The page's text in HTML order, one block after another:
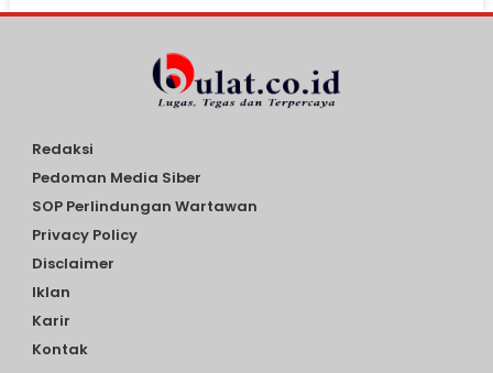
Redaksi
Pedoman Media Siber
SOP Perlindungan Wartawan
Privacy Policy
Disclaimer
Iklan
Karir
Kontak